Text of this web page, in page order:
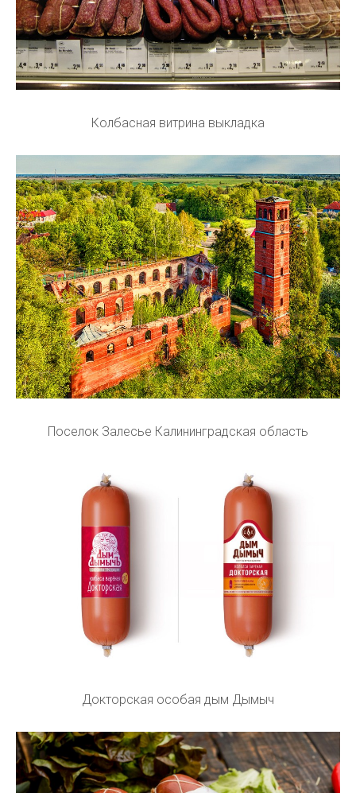
Колбасная витрина выкладка
Поселок Залесье Калининградская область
Докторская особая дым Дымыч